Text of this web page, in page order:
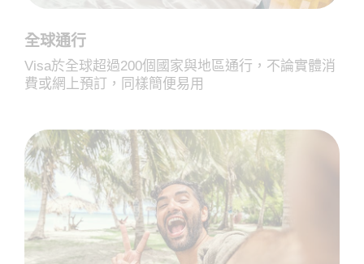
全球通行
Visa於全球超過200個國家與地區通行，不論實體消
費或網上預訂，同樣簡便易用​